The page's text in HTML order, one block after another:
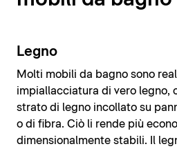
Legno
Molti mobili da bagno sono
impiallacciatura di vero legno,
strato di legno incollato su
o di fibra. Ciò li rende più
dimensionalmente stabili. Il